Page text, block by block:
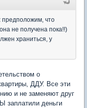
предположим, что
не получена пока!!)
храниться, у
о
ДДУ. Все эти
и не заменяют друг
заплатили деньги